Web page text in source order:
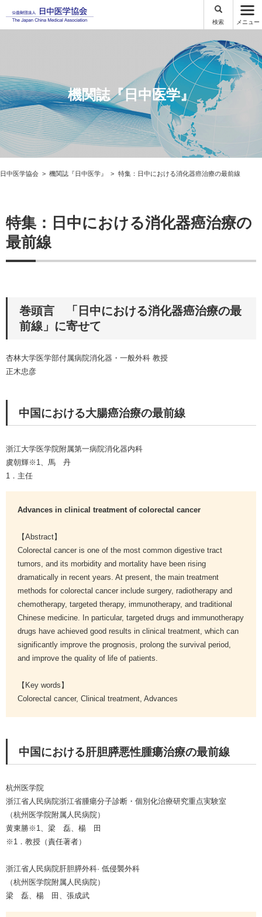
検索 メニュー
機関誌『日中医学』
日中医学協会 機関誌『日中医学』 特集：日中における消化器癌治療の最前線
特集：日中における消化器癌治療の
最前線
巻頭言 「日中における消化器癌治療の最
前線」に寄せて
杏林大学医学部付属病院消化器・一般外科 教授
正木忠彦
中国における大腸癌治療の最前線
浙江大学医学院附属第一病院消化器内科
虞朝輝※1、馬 丹
1．主任
Advances in clinical treatment of colorectal cancer
【Abstract】
Colorectal cancer is one of the most common digestive tract
tumors, and its morbidity and mortality have been rising
dramatically in recent years. At present, the main treatment
methods for colorectal cancer include surgery, radiotherapy and
chemotherapy, targeted therapy, immunotherapy, and traditional
Chinese medicine. In particular, targeted drugs and immunotherapy
drugs have achieved good results in clinical treatment, which can
significantly improve the prognosis, prolong the survival period,
and improve the quality of life of patients.
【Key words】
Colorectal cancer, Clinical treatment, Advances
中国における肝胆膵悪性腫瘍治療の最前線
杭州医学院
浙江省人民病院浙江省腫瘍分子診断・個別化治療研究重点実験室
（杭州医学院附属人民病院）
黄東勝※1、梁 磊、楊 田
※1．教授（責任著者）
浙江省人民病院肝胆膵外科· 低侵襲外科
（杭州医学院附属人民病院）
梁 磊、楊 田、張成武